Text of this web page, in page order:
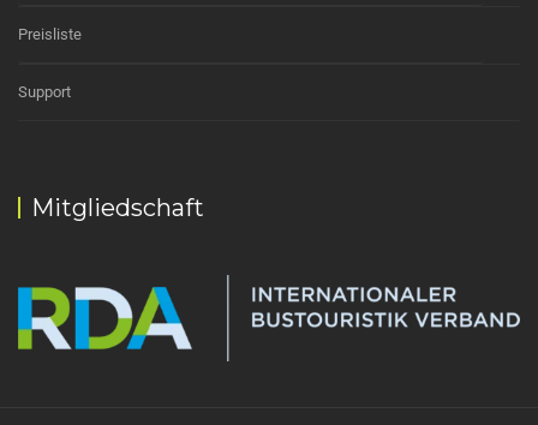
Preisliste
Support
Mitgliedschaft